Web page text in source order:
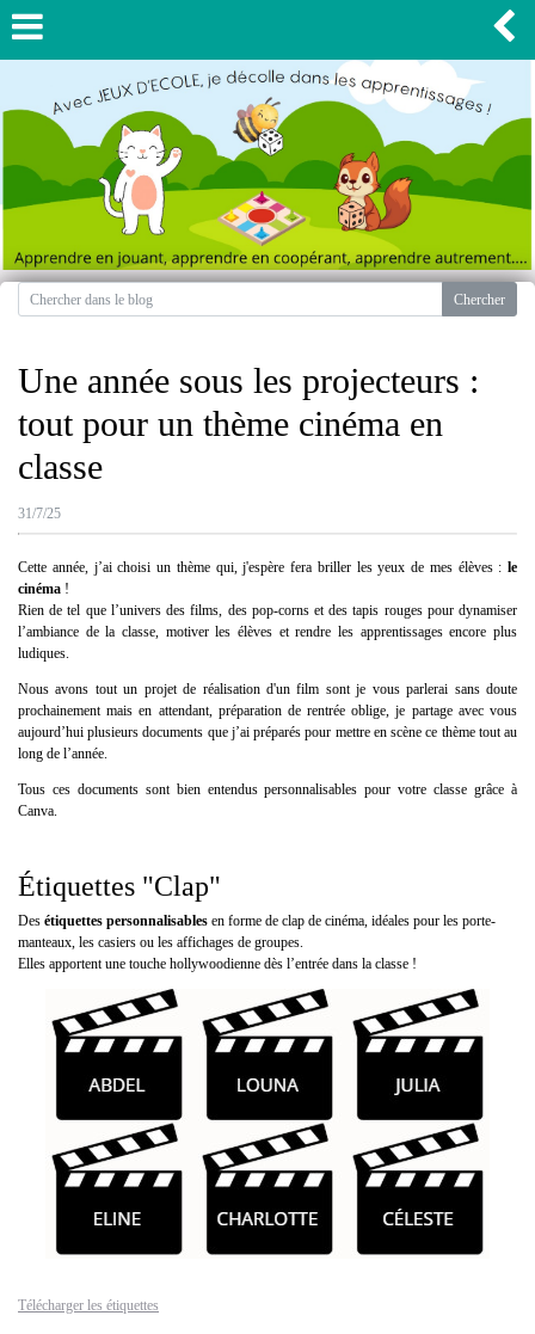
Une année sous les projecteurs :
tout pour un thème cinéma en
classe
31/7/25
Cette année, j’ai choisi un thème qui, j'espère fera briller les yeux de mes élèves : le
cinéma !
Rien de tel que l’univers des films, des pop-corns et des tapis rouges pour dynamiser
l’ambiance de la classe, motiver les élèves et rendre les apprentissages encore plus
ludiques.
Nous avons tout un projet de réalisation d'un film sont je vous parlerai sans doute
prochainement mais en attendant, préparation de rentrée oblige, je partage avec vous
aujourd’hui plusieurs documents que j’ai préparés pour mettre en scène ce thème tout au
long de l’année.
Tous ces documents sont bien entendus personnalisables pour votre classe grâce à
Canva.
Étiquettes "Clap"
Des étiquettes personnalisables en forme de clap de cinéma, idéales pour les porte-
manteaux, les casiers ou les affichages de groupes.
Elles apportent une touche hollywoodienne dès l’entrée dans la classe !
Télécharger les étiquettes